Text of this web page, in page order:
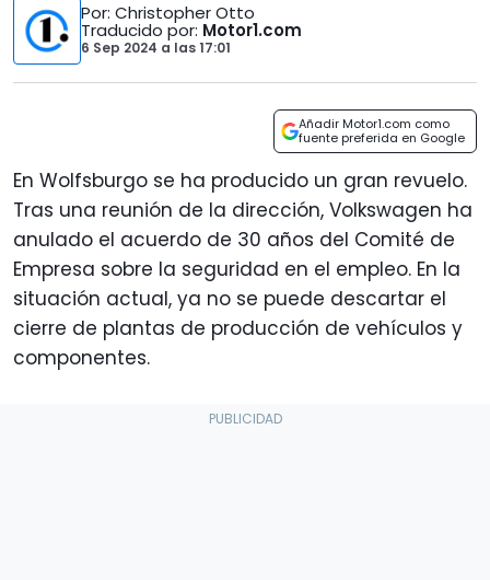
Por: Christopher Otto
Traducido por: Motor1.com
6 Sep 2024 a las17:01
Añadir Motor1.com como
fuente preferida en Google
En Wolfsburgo se ha producido un gran revuelo.
Tras una reunión de la dirección, Volkswagen ha
anulado el acuerdo de 30 años del Comité de
Empresa sobre la seguridad en el empleo. En la
situación actual, ya no se puede descartar el
cierre de plantas de producción de vehículos y
componentes.